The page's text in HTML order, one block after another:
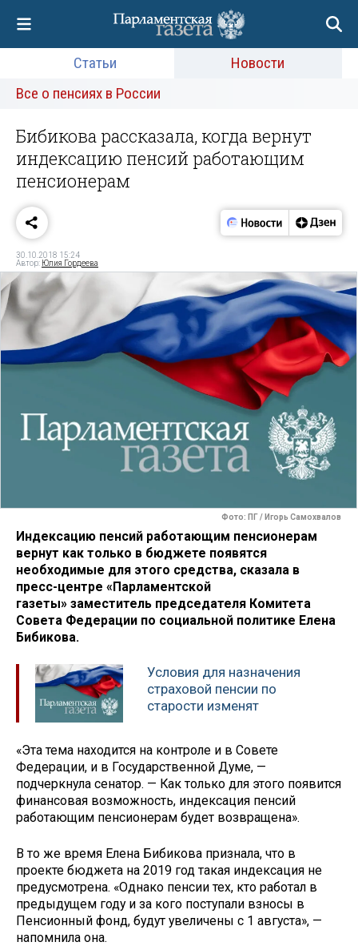
Статьи
Новости
Все о пенсиях в России
Бибикова рассказала, когда вернут
индексацию пенсий работающим
пенсионерам
30.10.2018 15:24
Автор: Юлия Гордеева
Фото: ПГ / Игорь Самохвалов
Индексацию пенсий работающим пенсионерам
вернут как только в бюджете появятся
необходимые для этого средства, сказала в
пресс-центре «Парламентской
газеты» заместитель председателя Комитета
Совета Федерации по социальной политике Елена
Бибикова.
Условия для назначения
страховой пенсии по
старости изменят
«Эта тема находится на контроле и в Совете
Федерации, и в Государственной Думе, —
подчеркнула сенатор. — Как только для этого появится
финансовая возможность, индексация пенсий
работающим пенсионерам будет возвращена».
В то же время Елена Бибикова признала, что в
проекте бюджета на 2019 год такая индексация не
предусмотрена. «Однако пенсии тех, кто работал в
предыдущем году и за кого поступали взносы в
Пенсионный фонд, будут увеличены с 1 августа», —
напомнила она.